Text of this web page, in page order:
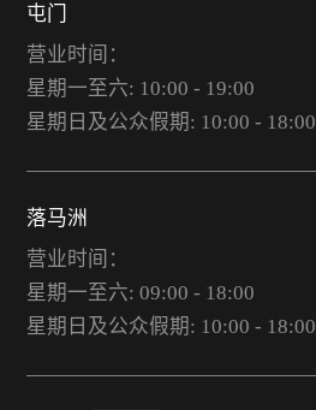
屯门
营业时间：
星期一至六: 10:00 - 19:00
星期日及公众假期: 10:00 - 18:00
落马洲
营业时间：
星期一至六: 09:00 - 18:00
星期日及公众假期: 10:00 - 18:00